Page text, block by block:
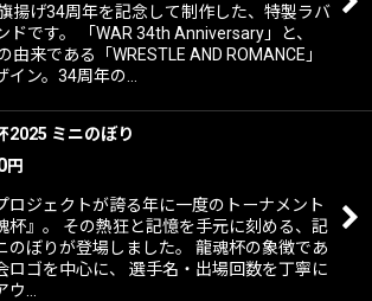
揚げ34周年を記念して制作した、特製ラバ
ドです。 「WAR 34th Anniversary」と、
由来である「WRESTLE AND ROMANCE」
イン。34周年の…
2025 ミニのぼり
円
ロジェクトが誇る年に一度のトーナメント
杯』。 その熱狂と記憶を手元に刻める、記
のぼりが登場しました。 龍魂杯の象徴であ
ロゴを中心に、 選手名・出場回数を丁寧に
ウ…